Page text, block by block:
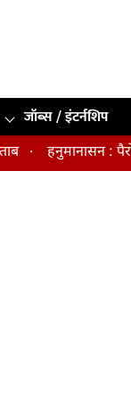
जॉब्स / इंटर्नशिप
हनुमानासन : पैरों,